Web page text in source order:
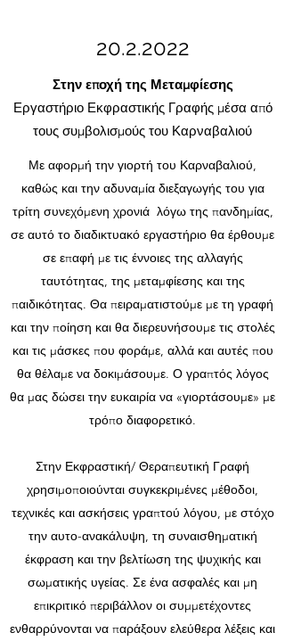
20.2.2022
Στην εποχή της Μεταμφίεσης
Εργαστήριο Εκφραστικής Γραφής μέσα από
τους συμβολισμούς του Καρναβαλιού
Με αφορμή την γιορτή του Καρναβαλιού,
καθώς και την αδυναμία διεξαγωγής του για
τρίτη συνεχόμενη χρονιά λόγω της πανδημίας,
σε αυτό το διαδικτυακό εργαστήριο θα έρθουμε
σε επαφή με τις έννοιες της αλλαγής
ταυτότητας, της μεταμφίεσης και της
παιδικότητας. Θα πειραματιστούμε με τη γραφή
και την ποίηση και θα διερευνήσουμε τις στολές
και τις μάσκες που φοράμε, αλλά και αυτές που
θα θέλαμε να δοκιμάσουμε. Ο γραπτός λόγος
θα μας δώσει την ευκαιρία να «γιορτάσουμε» με
τρόπο διαφορετικό.
Στην Εκφραστική/ Θεραπευτική Γραφή
χρησιμοποιούνται συγκεκριμένες μέθοδοι,
τεχνικές και ασκήσεις γραπτού λόγου, με στόχο
την αυτο-ανακάλυψη, τη συναισθηματική
έκφραση και την βελτίωση της ψυχικής και
σωματικής υγείας. Σε ένα ασφαλές και μη
επικριτικό περιβάλλον οι συμμετέχοντες
ενθαρρύνονται να παράξουν ελεύθερα λέξεις και